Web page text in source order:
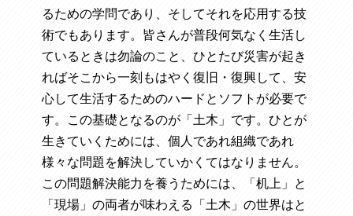
るための学問であり、そしてそれを応用する技
術でもあります。皆さんが普段何気なく生活し
ているときは勿論のこと、ひとたび災害が起き
ればそこから一刻もはやく復旧・復興して、安
心して生活するためのハードとソフトが必要で
す。この基礎となるのが「土木」です。ひとが
生きていくためには、個人であれ組織であれ
様々な問題を解決していかくてはなりません。
この問題解決能力を養うためには、「机上」と
「現場」の両者が味わえる「土木」の世界はと